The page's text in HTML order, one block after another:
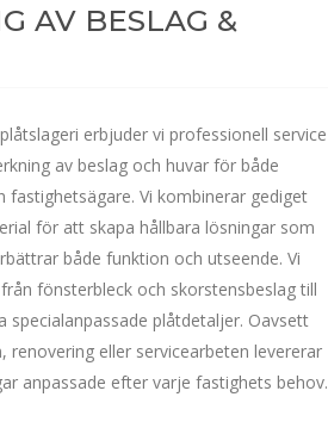
AV BESLAG &
erbjuder vi professionell service
av beslag och huvar för både
Vi kombinerar gediget
för att skapa hållbara lösningar som
både funktion och utseende. Vi
fönsterbleck och skorstensbeslag till
specialanpassade plåtdetaljer. Oavsett
renovering eller servicearbeten levererar
anpassade efter varje fastighets behov.